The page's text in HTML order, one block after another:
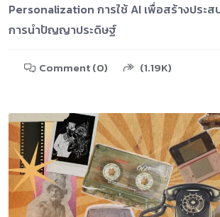
Personalization การใช้ AI เพื่อสร้างประ
การนำปัญญาประดิษฐ์
Comment (0) (1.19K)